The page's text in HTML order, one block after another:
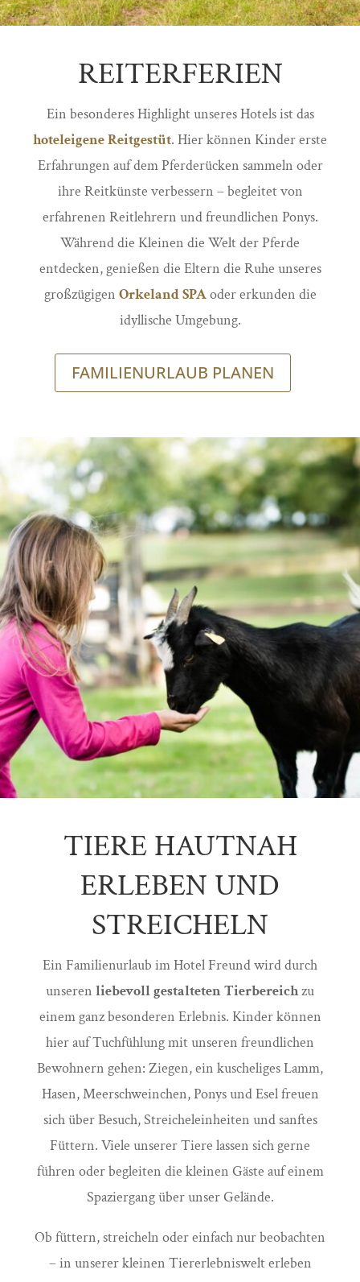
REITERFERIEN
Ein besonderes Highlight unseres Hotels ist das
hoteleigene Reitgestüt. Hier können Kinder erste
Erfahrungen auf dem Pferderücken sammeln oder
ihre Reitkünste verbessern – begleitet von
erfahrenen Reitlehrern und freundlichen Ponys.
Während die Kleinen die Welt der Pferde
entdecken, genießen die Eltern die Ruhe unseres
großzügigen Orkeland SPAoder erkunden die
idyllische Umgebung.
FAMILIENURLAUB PLANEN
TIERE HAUTNAH
ERLEBEN UND
STREICHELN
Ein Familienurlaub im Hotel Freund wird durch
unseren liebevoll gestalteten Tierbereichzu
einem ganz besonderen Erlebnis. Kinder können
hier auf Tuchfühlung mit unseren freundlichen
Bewohnern gehen: Ziegen, ein kuscheliges Lamm,
Hasen, Meerschweinchen, Ponys und Esel freuen
sich über Besuch, Streicheleinheiten und sanftes
Füttern. Viele unserer Tiere lassen sich gerne
führen oder begleiten die kleinen Gäste auf einem
Spaziergang über unser Gelände.
Ob füttern, streicheln oder einfach nur beobachten
– in unserer kleinen Tiererlebniswelt erleben